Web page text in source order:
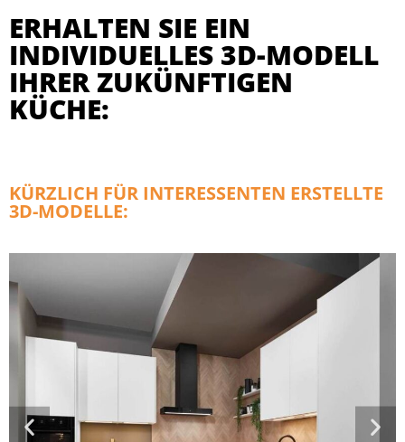
ERHALTEN SIE EIN
INDIVIDUELLES 3D-MODELL
IHRER ZUKÜNFTIGEN
KÜCHE:
KÜRZLICH FÜR INTERESSENTEN ERSTELLTE
3D-MODELLE: